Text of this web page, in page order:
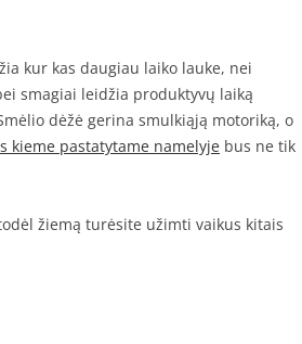
kur kas daugiau laiko lauke, nei
smagiai leidžia produktyvų laiką
dėžė gerina smulkiąją motoriką, o
kieme pastatytame namelyje bus ne tik
žiemą turėsite užimti vaikus kitais